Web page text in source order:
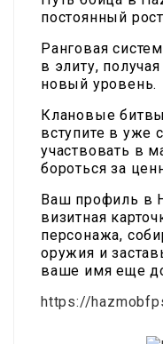
постоянный
Ранговая
в элиту,
новый уровень.
Клановые
вступите в уже
участвовать в
бороться за
Ваш профиль в
визитная
персонажа,
оружия и
ваше имя еще
https://